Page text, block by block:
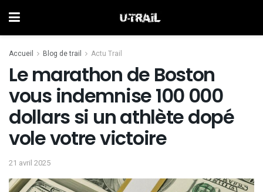
Accueil Blog de trail Actu Trail
Le marathon de Boston
vous indemnise 100 000
dollars si un athlète dopé
vole votre victoire
21 avril 2025